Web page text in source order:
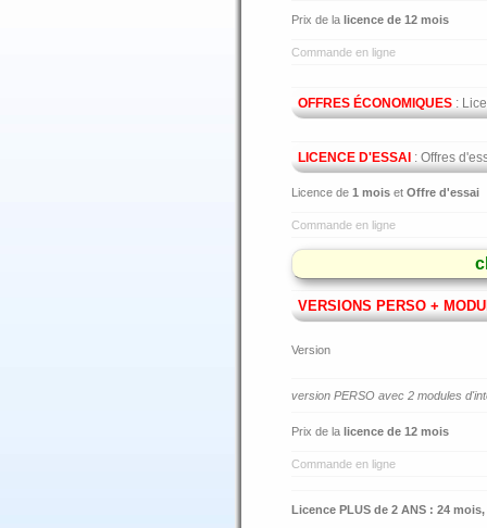
Prix de la licence de 12 mois
Commande en ligne
OFFRES ÉCONOMIQUES :
LICENCE D'ESSAI : Offres
Licence de 1 mois et Offre d'essai
Commande en ligne
VERSIONS PERSO +
Version
version PERSO avec 2 modules
Prix de la licence de 12 mois
Commande en ligne
Licence PLUS de 2 ANS : 24